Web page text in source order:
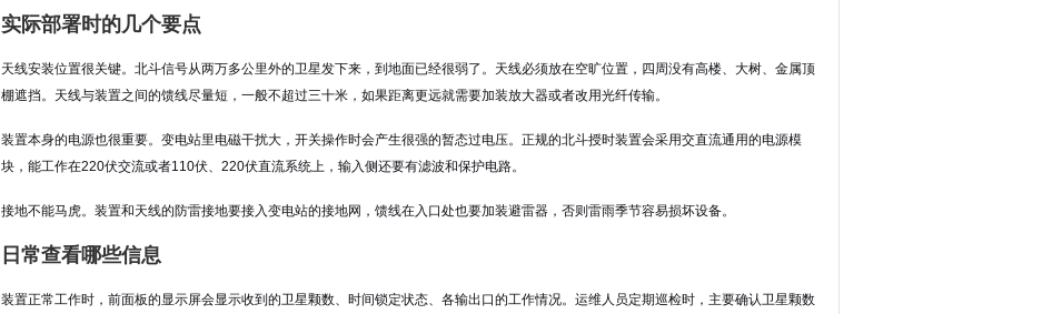
实际部署时的几个要点
天线安装位置很关键。北斗信号从两万多公里外的卫星发下来，到地面已经很弱了。天线必须放在空旷位置，四周没有高楼、大树、金属顶
棚遮挡。天线与装置之间的馈线尽量短，一般不超过三十米，如果距离更远就需要加装放大器或者改用光纤传输。
装置本身的电源也很重要。变电站里电磁干扰大，开关操作时会产生很强的暂态过电压。正规的北斗授时装置会采用交直流通用的电源模
块，能工作在220伏交流或者110伏、220伏直流系统上，输入侧还要有滤波和保护电路。
接地不能马虎。装置和天线的防雷接地要接入变电站的接地网，馈线在入口处也要加装避雷器，否则雷雨季节容易损坏设备。
日常查看哪些信息
装置正常工作时，前面板的显示屏会显示收到的卫星颗数、时间锁定状态、各输出口的工作情况。运维人员定期巡检时，主要确认卫星颗数